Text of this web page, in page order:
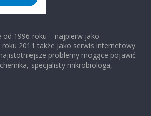
1996 roku – najpierw jako
2011 także jako serwis internetowy.
problemy mogące pojawić
specjalisty mikrobiologa,